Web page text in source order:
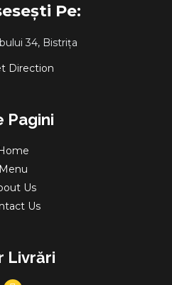
Pe:
34, Bistrița
Direction
Pagini
Menu
Us
Us
Livrări